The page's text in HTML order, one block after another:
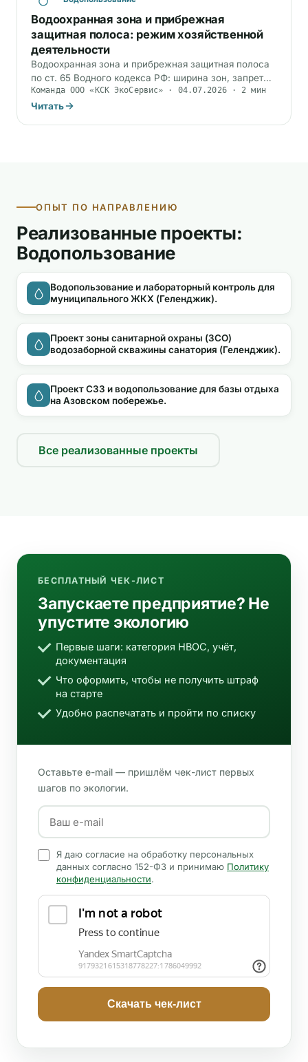
Водоохранная зона и прибрежная
защитная полоса: режим хозяйственной
деятельности
Водоохранная зона и прибрежная защитная полоса
по ст. 65 Водного кодекса РФ: ширина зон, запреты
на АЗС и склады, ответственность…
Команда ООО «КСК ЭкоСервис» · 04.07.2026 · 2 мин
Читать
ОПЫТ ПО НАПРАВЛЕНИЮ
Реализованные проекты:
Водопользование
Водопользование и лабораторный контроль для
муниципального ЖКХ (Геленджик).
Проект зоны санитарной охраны (ЗСО)
водозаборной скважины санатория (Геленджик).
Проект СЗЗ и водопользование для базы отдыха
на Азовском побережье.
Все реализованные проекты
БЕСПЛАТНЫЙ ЧЕК-ЛИСТ
Запускаете предприятие? Не
упустите экологию
Первые шаги: категория НВОС, учёт,
документация
Что оформить, чтобы не получить штраф
на старте
Удобно распечатать и пройти по списку
Оставьте e-mail — пришлём чек-лист первых
шагов по экологии.
Я даю согласие на обработку персональных
данных согласно 152-ФЗ и принимаю Политику
конфиденциальности.
Скачать чек-лист